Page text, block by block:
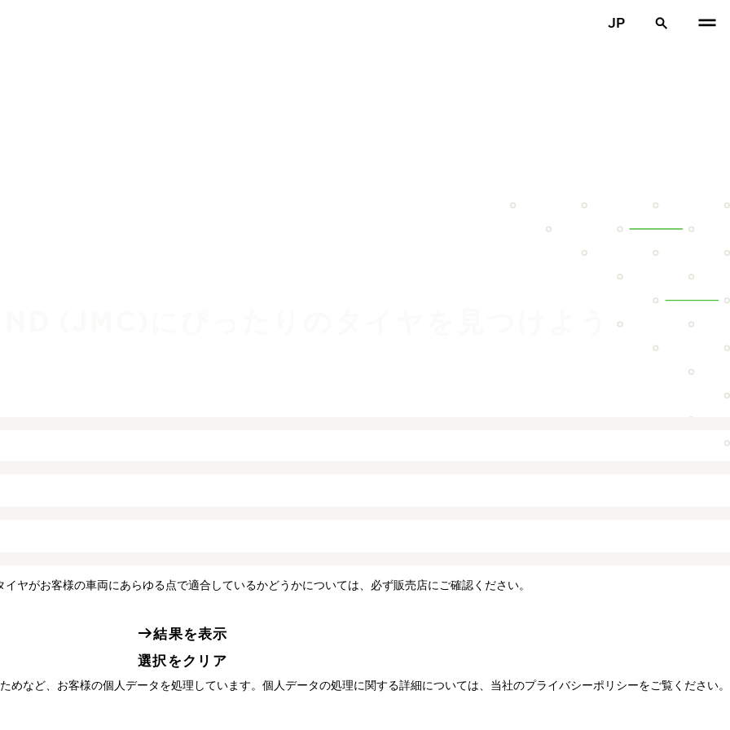
JP
ヤがお客様の車両にあらゆる点で適合しているかどうかについては、必ず販売店にご確認ください。
結果を表示
選択をクリア
など、お客様の個人データを処理しています。個人データの処理に関する詳細については、当社のプライバシーポリシーをご覧ください。